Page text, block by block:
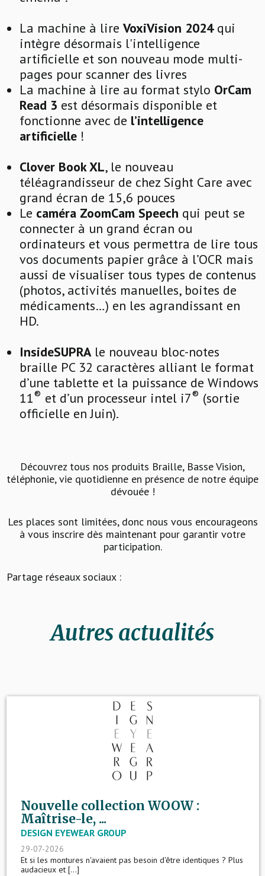
La machine à lire VoxiVision 2024qui
intègre désormais l'intelligence
artificielle et son nouveau mode multi-
pages pour scanner des livres
La machine à lire au format stylo OrCam
Read 3 est désormais disponible et
fonctionne avec de l’intelligence
artificielle!
Clover Book XL, le nouveau
téléagrandisseur de chez Sight Care avec
grand écran de 15,6 pouces
Le caméra ZoomCam Speech qui peut se
connecter à un grand écran ou
ordinateurs et vous permettra de lire tous
vos documents papier grâce à l’OCR mais
aussi de visualiser tous types de contenus
(photos, activités manuelles, boites de
médicaments…) en les agrandissant en
HD.
InsideSUPRAle nouveau bloc-notes
braille PC 32 caractères alliant le format
d’une tablette et la puissance de Windows
11® et d’un processeur intel i7® (sortie
officielle en Juin).
Découvrez tous nos produits Braille, Basse Vision,
téléphonie, vie quotidienne en présence de notre équipe
dévouée !
Les places sont limitées, donc nous vous encourageons
à vous inscrire dès maintenant pour garantir votre
participation.
Partage réseaux sociaux :
Autres actualités
Nouvelle collection WOOW :
Maîtrise-le, ...
DESIGN EYEWEAR GROUP
29-07-2026
Et si les montures n'avaient pas besoin d'être identiques ? Plus
audacieux et [...]